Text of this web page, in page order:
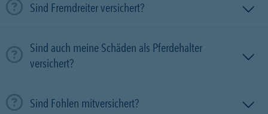
Sind Fremdreiter versichert?
Sind auch meine Schäden als Pferdehalter
versichert?
Sind Fohlen mitversichert?